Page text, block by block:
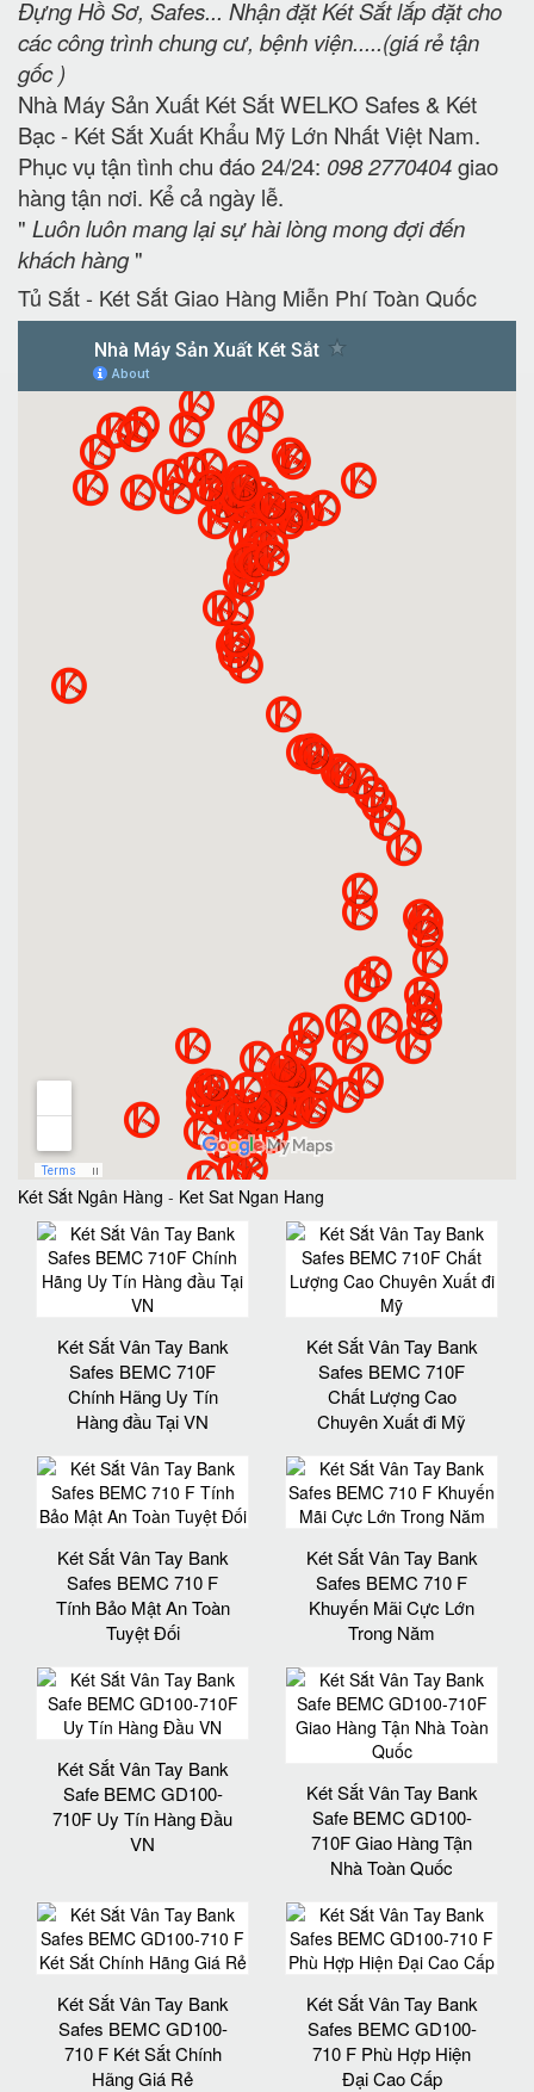
Đựng Hồ Sơ, Safes... Nhận đặt Két Sắt lắp đặt cho
các công trình chung cư, bệnh viện.....(giá rẻ tận
gốc )
Nhà Máy Sản Xuất Két Sắt WELKO Safes & Két
Bạc - Két Sắt Xuất Khẩu Mỹ Lớn Nhất Việt Nam.
Phục vụ tận tình chu đáo 24/24: 098 2770404giao
hàng tận nơi. Kể cả ngày lễ.
" Luôn luôn mang lại sự hài lòng mong đợi đến
khách hàng"
Tủ Sắt - Két Sắt Giao Hàng Miễn Phí Toàn Quốc
Két Sắt Ngân Hàng - Ket Sat Ngan Hang
Két Sắt Vân Tay Bank
Safes BEMC 710F
Chính Hãng Uy Tín
Hàng đầu Tại VN
Két Sắt Vân Tay Bank
Safes BEMC 710F
Chất Lượng Cao
Chuyên Xuất đi Mỹ
Két Sắt Vân Tay Bank
Safes BEMC 710 F
Tính Bảo Mật An Toàn
Tuyệt Đối
Két Sắt Vân Tay Bank
Safes BEMC 710 F
Khuyến Mãi Cực Lớn
Trong Năm
Két Sắt Vân Tay Bank
Safe BEMC GD100-
710F Uy Tín Hàng Đầu
VN
Két Sắt Vân Tay Bank
Safe BEMC GD100-
710F Giao Hàng Tận
Nhà Toàn Quốc
Két Sắt Vân Tay Bank
Safes BEMC GD100-
710 F Két Sắt Chính
Hãng Giá Rẻ
Két Sắt Vân Tay Bank
Safes BEMC GD100-
710 F Phù Hợp Hiện
Đại Cao Cấp